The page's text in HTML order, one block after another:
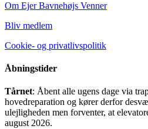
Om Ejer Bavnehøjs Venner
Bliv medlem
Cookie- og privatlivspolitik
Åbningstider
Tårnet: Åbent alle ugens dage via
hovedreparation og kører derfor
ulejligheden men forventer, at
august 2026.